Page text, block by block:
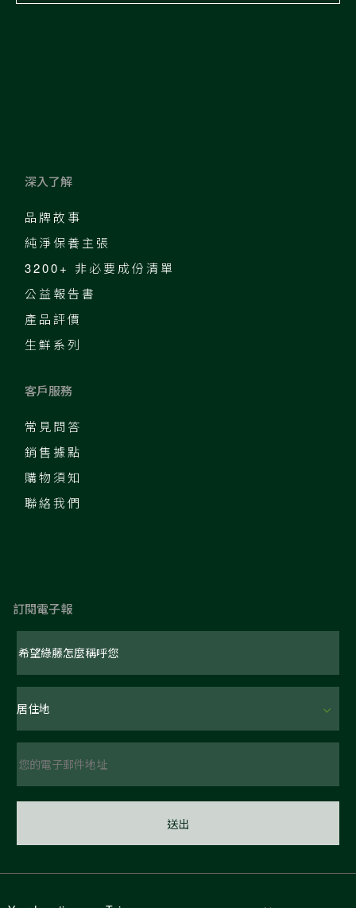
深入了解
品牌故事
純淨保養主張
3200+ 非必要成份清單
公益報告書
產品評價
生鮮系列
客戶服務
常見問答
銷售據點
購物須知
聯絡我們
訂閱電子報